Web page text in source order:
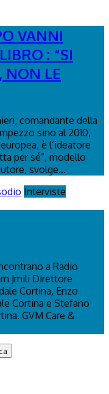
VANNI
: “SI
NON LE
comandante della
sino al 2010,
è l’ideatore
per sé”, modello
svolge...
Interviste
a Radio
Jmili Direttore
Cortina, Enzo
Cortina e Stefano
GVM Care &